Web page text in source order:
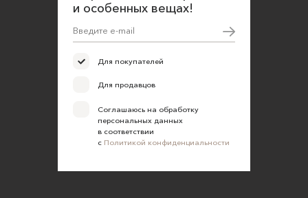
и особенных вещах!
Для покупателей
Для продавцов
Соглашаюсь на обработку
персональных данных
в соответствии
с Политикой конфиденциальности